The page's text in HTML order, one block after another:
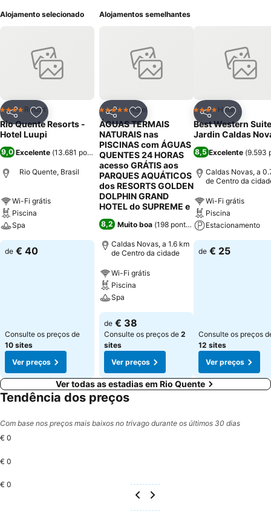
Alojamento selecionado
PartilharAdicionar aos favoritos
4 EstrelasResort
Rio Quente Resorts -
Hotel Luupi
9,0 Excelente (13.681 pontuações)
Rio Quente, Brasil
Wi-Fi grátis
Piscina
Spa
de € 40
Consulte os preços de
10 sites
Ver preços
Alojamentos semelhantes
PartilharAdicionar aos favoritos
5 EstrelasHotel
ÁGUAS TERMAIS
NATURAIS nas
PISCINAS com ÁGUAS
QUENTES 24 HORAS
acesso GRÁTIS aos
PARQUES AQUÁTICOS
dos RESORTS GOLDEN
DOLPHIN GRAND
HOTEL do SUPREME e
8,2 Muito boa (198 pontuações)
Caldas Novas, a 1.6 km
de Centro da cidade
Wi-Fi grátis
Piscina
Spa
de € 38
Consulte os preços de 2
sites
Ver preços
Partilhar
4 EstrelasHotel
Best Western
Jardin Caldas
8,5 Excelente (9.593
Caldas Novas, a
de Centro da
Wi-Fi grátis
Piscina
Estacionamento
de € 25
Consulte os preços
12 sites
Ver preços
Ver todas as estadias em Rio Quente
Tendência dos preços
Com base nos preços mais baixos no trivago durante os últimos 30 dias
€ 0
€ 0
€ 0